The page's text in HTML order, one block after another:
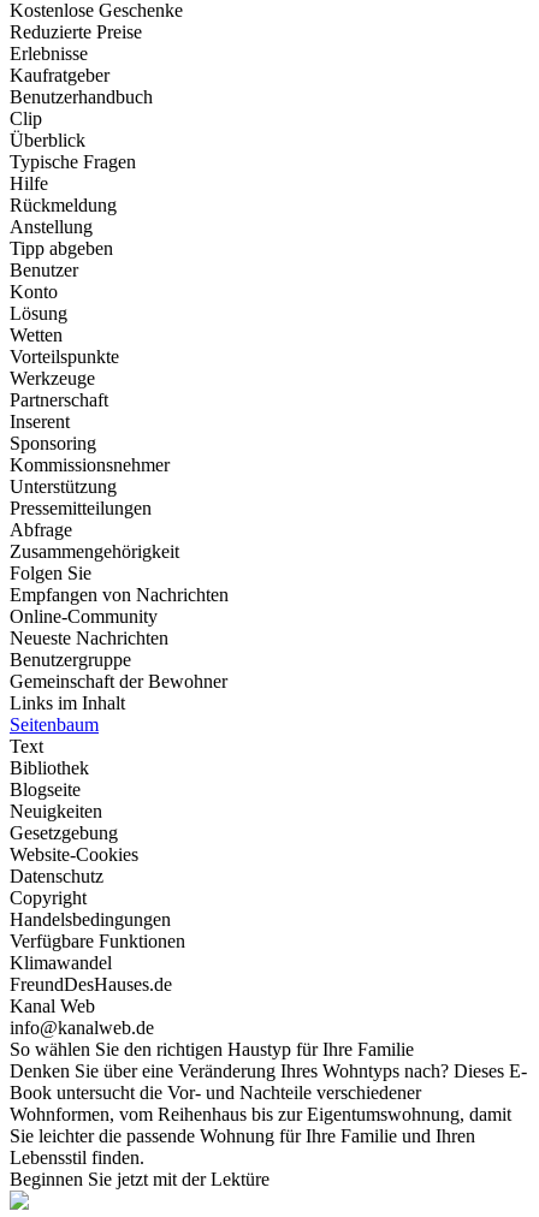
Kostenlose Geschenke
Reduzierte Preise
Erlebnisse
Kaufratgeber
Benutzerhandbuch
Clip
Überblick
Typische Fragen
Hilfe
Rückmeldung
Anstellung
Tipp abgeben
Benutzer
Konto
Lösung
Wetten
Vorteilspunkte
Werkzeuge
Partnerschaft
Inserent
Sponsoring
Kommissionsnehmer
Unterstützung
Pressemitteilungen
Abfrage
Zusammengehörigkeit
Folgen Sie
Empfangen von Nachrichten
Online-Community
Neueste Nachrichten
Benutzergruppe
Gemeinschaft der Bewohner
Links im Inhalt
Seitenbaum
Text
Bibliothek
Blogseite
Neuigkeiten
Gesetzgebung
Website-Cookies
Datenschutz
Copyright
Handelsbedingungen
Verfügbare Funktionen
Klimawandel
FreundDesHauses.de
Kanal Web
info@kanalweb.de
So wählen Sie den richtigen Haustyp für Ihre Familie
Denken Sie über eine Veränderung Ihres Wohntyps nach? Dieses E-
Book untersucht die Vor- und Nachteile verschiedener
Wohnformen, vom Reihenhaus bis zur Eigentumswohnung, damit
Sie leichter die passende Wohnung für Ihre Familie und Ihren
Lebensstil finden.
Beginnen Sie jetzt mit der Lektüre